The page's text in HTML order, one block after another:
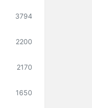
3794
2200
2170
1650